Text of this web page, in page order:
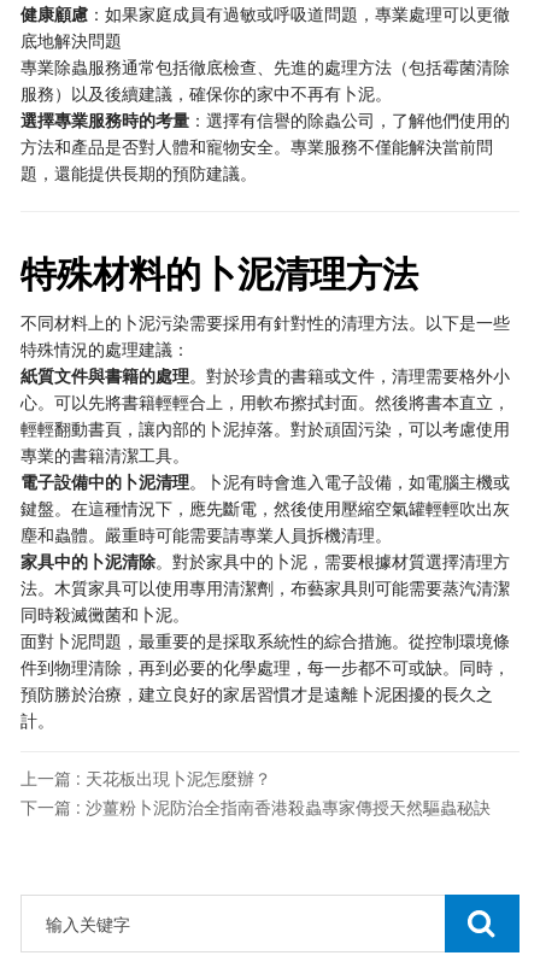
健康顧慮 ：如果家庭成員有過敏或呼吸道問題，專業處理可以更徹
底地解決問題
專業除蟲服務通常包括徹底檢查、先進的處理方法（包括霉菌清除
服務）以及後續建議，確保你的家中不再有卜泥。
選擇專業服務時的考量 ：選擇有信譽的除蟲公司，了解他們使用的
方法和產品是否對人體和寵物安全。專業服務不僅能解決當前問
題，還能提供長期的預防建議。
特殊材料的卜泥清理方法
不同材料上的卜泥污染需要採用有針對性的清理方法。以下是一些
特殊情況的處理建議：
紙質文件與書籍的處理。對於珍貴的書籍或文件，清理需要格外小
心。可以先將書籍輕輕合上，用軟布擦拭封面。然後將書本直立，
輕輕翻動書頁，讓內部的卜泥掉落。對於頑固污染，可以考慮使用
專業的書籍清潔工具。
電子設備中的卜泥清理。卜泥有時會進入電子設備，如電腦主機或
鍵盤。在這種情況下，應先斷電，然後使用壓縮空氣罐輕輕吹出灰
塵和蟲體。嚴重時可能需要請專業人員拆機清理。
家具中的卜泥清除。對於家具中的卜泥，需要根據材質選擇清理方
法。木質家具可以使用專用清潔劑，布藝家具則可能需要蒸汽清潔
同時殺滅黴菌和卜泥。
面對卜泥問題，最重要的是採取系統性的綜合措施。從控制環境條
件到物理清除，再到必要的化學處理，每一步都不可或缺。同時，
預防勝於治療，建立良好的家居習慣才是遠離卜泥困擾的長久之
計。
上一篇 : 天花板出現卜泥怎麼辦？
下一篇 : 沙薑粉卜泥防治全指南香港殺蟲專家傳授天然驅蟲秘訣